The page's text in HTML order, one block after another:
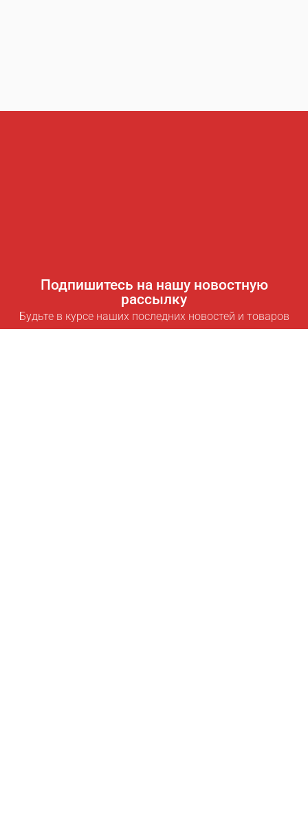
Подпишитесь на нашу новостную
рассылку
Будьте в курсе наших последних новостей и товаров